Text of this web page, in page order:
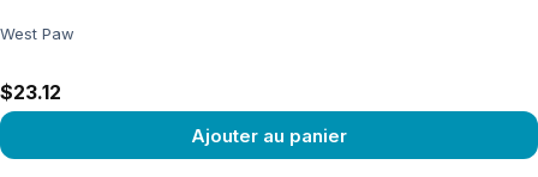
West Paw
$23.12
Ajouter au panier